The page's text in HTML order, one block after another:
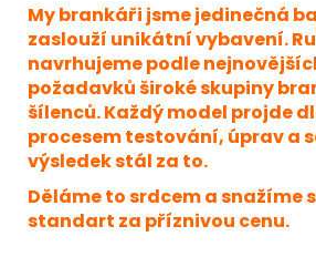
My brankáři jsme jedinečná
zaslouží unikátní vybavení.
navrhujeme podle
požadavků široké skupiny
šílenců. Každý model projde
procesem testování, úprav a
výsledek stál za to.
Děláme to srdcem a snažíme
standart za příznivou cenu.